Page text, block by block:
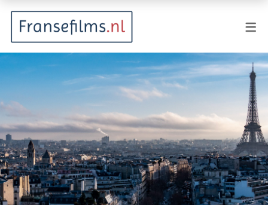
Animatie
Documentaire
Drama
Fantasy
Horror